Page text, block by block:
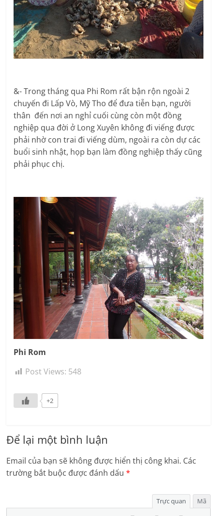
&- Trong tháng qua Phi Rom rất bận rộn ngoài 2
chuyến đi Lấp Vò, Mỹ Tho để đưa tiễn bạn, người
thân đến nơi an nghỉ cuối cùng còn một đồng
nghiệp qua đời ở Long Xuyên không đi viếng được
phải nhờ con trai đi viếng dùm, ngoài ra còn dự các
buổi sinh nhật, họp bạn làm đồng nghiệp thấy cũng
phải phục chị.
Phi Rom
Post Views: 548
+2
Để lại một bình luận
Email của bạn sẽ không được hiển thị công khai. Các
trường bắt buộc được đánh dấu*
Trực quan Mã